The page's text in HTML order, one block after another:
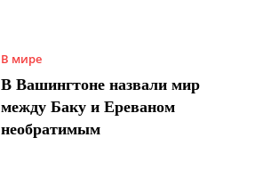
В мире
В Вашингтоне назвали мир
между Баку и Ереваном
необратимым